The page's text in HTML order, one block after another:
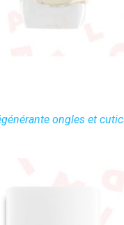
ongles et